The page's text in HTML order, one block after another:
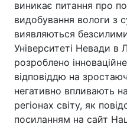
виникає питання про
видобування вологи з
виявляються
Університеті Невади в
розроблено
відповіддю на
негативно впливають
регіонах світу, як
посиланням на сайт